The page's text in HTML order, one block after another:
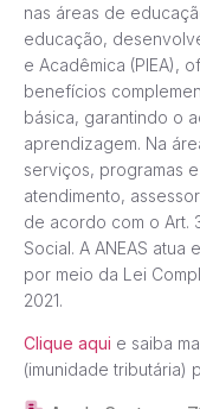
nas áreas de
educação,
e Acadêmica (PIEA),
benefícios
básica, garantindo o
aprendizagem. Na
serviços, programas
atendimento,
de acordo com o Art.
Social. A ANEAS
por meio da Lei
2021.
Clique aqui e saiba
(imunidade tributária)